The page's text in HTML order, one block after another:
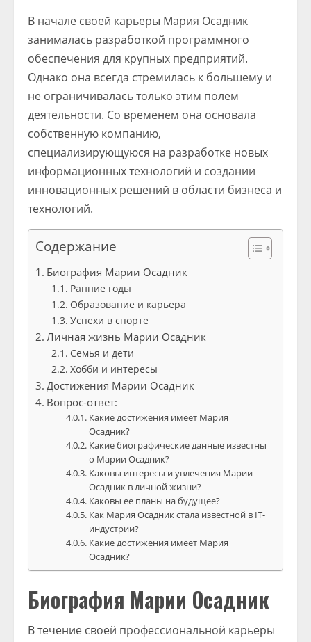
В начале своей карьеры Мария Осадник
занималась разработкой программного
обеспечения для крупных предприятий.
Однако она всегда стремилась к большему и
не ограничивалась только этим полем
деятельности. Со временем она основала
собственную компанию,
специализирующуюся на разработке новых
информационных технологий и создании
инновационных решений в области бизнеса и
технологий.
Содержание
Биография Марии Осадник
Ранние годы
Образование и карьера
Успехи в спорте
Личная жизнь Марии Осадник
Семья и дети
Хобби и интересы
Достижения Марии Осадник
Вопрос-ответ:
Какие достижения имеет Мария
Осадник?
Какие биографические данные известны
о Марии Осадник?
Каковы интересы и увлечения Марии
Осадник в личной жизни?
Каковы ее планы на будущее?
Как Мария Осадник стала известной в IT-
индустрии?
Какие достижения имеет Мария
Осадник?
Биография Марии Осадник
В течение своей профессиональной карьеры